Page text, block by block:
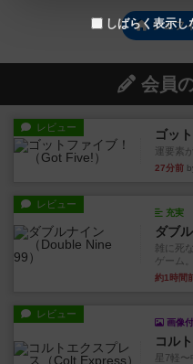
シェフ
会員
レビュー ゴッ
運要素
27分前
レビュー
充実
ダブ
雑に死
ゲーム
約1時間
レビュー
画像
コル
星7軽
しばらく表示し